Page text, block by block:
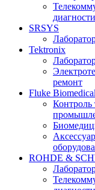
SRSYS
Tektronix
ремонт
Fluke Biomedical
Контроль
ROHDE &